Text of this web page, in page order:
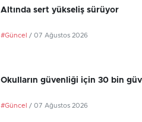
Altında sert yükseliş sürüyor
#Güncel / 07 Ağustos 2026
Okulların güvenliği için 30 bin
#Güncel / 07 Ağustos 2026